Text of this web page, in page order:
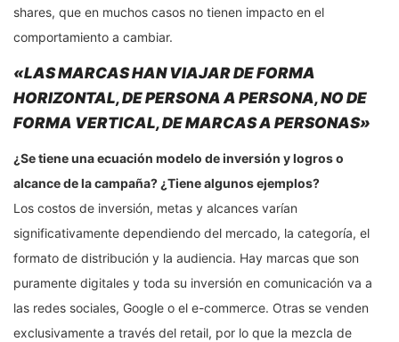
shares, que en muchos casos no tienen impacto en el
comportamiento a cambiar.
«LAS MARCAS HAN VIAJAR DE FORMA
HORIZONTAL, DE PERSONA A PERSONA, NO DE
FORMA VERTICAL, DE MARCAS A PERSONAS»
¿Se tiene una ecuación modelo de inversión y logros o
alcance de la campaña? ¿Tiene algunos ejemplos?
Los costos de inversión, metas y alcances varían
significativamente dependiendo del mercado, la categoría, el
formato de distribución y la audiencia. Hay marcas que son
puramente digitales y toda su inversión en comunicación va a
las redes sociales, Google o el e-commerce. Otras se venden
exclusivamente a través del retail, por lo que la mezcla de